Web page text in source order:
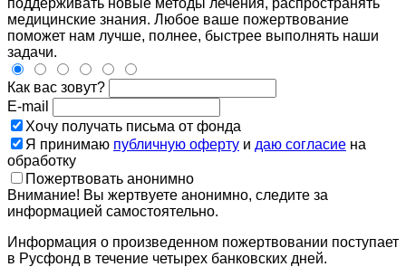
медицинские знания. Любое ваше пожертвование
поможет нам лучше, полнее, быстрее выполнять наши
задачи.
Как вас зовут?
E-mail
Хочу получать письма от фонда
Я принимаю публичную оферту и даю согласие на
обработку
Пожертвовать анонимно
Внимание! Вы жертвуете анонимно, следите за
информацией самостоятельно.
Информация о произведенном пожертвовании поступает
в Русфонд в течение четырех банковских дней.